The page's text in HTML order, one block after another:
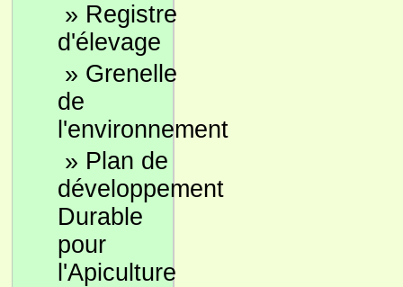
» Registre
d'élevage
» Grenelle
de
l'environnement
» Plan de
développement
Durable
pour
l'Apiculture